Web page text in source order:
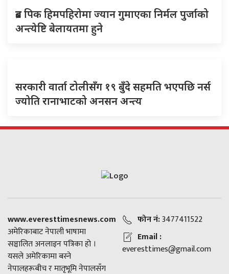
ब्रड पिक हिमपहिरोमा ज्यान गुमाएका निर्मल पुर्जाको
अन्त्येष्टि बेलायतमा हुने
सरकारी वार्ता टोलीसँग १९ बुँदे सहमति भएपछि नर्स
ज्योति रानाभाटको अनसन अन्त्य
www.everesttimesnews.com
अमेरिकाबाट नेपाली भाषामा
सञ्चालित अनलाइन पत्रिका हो ।
यसले अमेरिकामा बस्ने
नेपालहरूबीच र मातृभूमि नेपालसँग
फोन नं:3477411522
Email :
everesttimes@gmail.com